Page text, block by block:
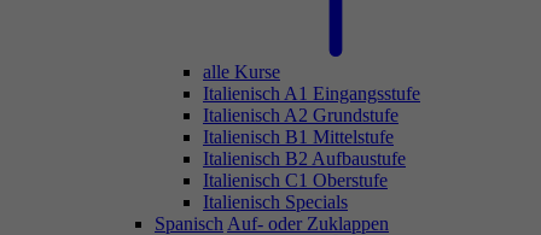
alle Kurse
Italienisch A1 Eingangsstufe
Italienisch A2 Grundstufe
Italienisch B1 Mittelstufe
Italienisch B2 Aufbaustufe
Italienisch C1 Oberstufe
Italienisch Specials
Spanisch Auf- oder Zuklappen